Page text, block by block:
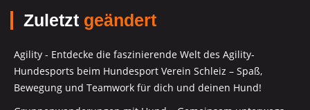
Zuletzt geändert
Agility - Entdecke die faszinierende Welt des Agility-
Hundesports beim Hundesport Verein Schleiz – Spaß,
Bewegung und Teamwork für dich und deinen Hund!